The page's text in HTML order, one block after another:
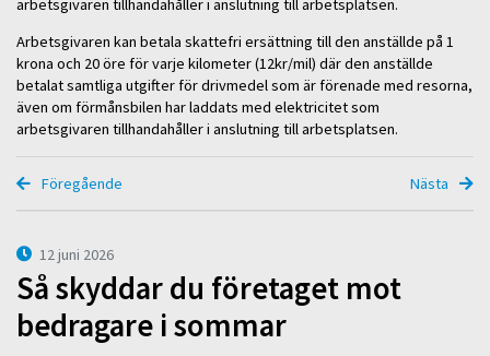
arbetsgivaren tillhandahåller i anslutning till arbetsplatsen.
Arbetsgivaren kan betala skattefri ersättning till den anställde på 1
krona och 20 öre för varje kilometer (12kr/mil) där den anställde
betalat samtliga utgifter för drivmedel som är förenade med resorna,
även om förmånsbilen har laddats med elektricitet som
arbetsgivaren tillhandahåller i anslutning till arbetsplatsen.
Föregående Nästa
12 juni 2026
Så skyddar du företaget mot
bedragare i sommar